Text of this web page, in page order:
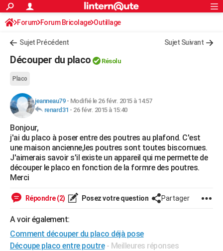
ACTUALITÉS
Politique
Société
Faits Divers
Education
Monde
Villes
+
AUTO
Essais
Réserver un essai
Citadines
Berlines
SUV
Forum auto
+HIGH-TECH
Mobiles
Meilleur smartphone
Internet
Ordinateurs
Jeux vidéo
Guide high-tech
+BRICOLAGE
Forum
Aménagement intérieur
Extérieur
Cuisine
Salle de bains
Jardinage
Rangement
WEEK-END
Guides de France
Escapades
Patrimoine
Expositions
Musées
Week-end nature
+LIFESTYLE
Art de vivre
Bien-être
Loisirs
Mode
Modes de vie
SANTE
VOYAGE
Destinations
City break
Voyage nature
Voyage de noces
Forum
Climat
+PHOTO
S'inscrire
Connexion
Forum Forum Bricolage Outillage
Sujet Précédent Sujet Suivant
Découper du placo Résolu
Placo
jeanneau79- Modifié le 26 févr. 2015 à 14:57
renard31 - 26 févr. 2015 à 15:40
Bonjour,
j'ai du placo à poser entre des poutres au plafond. C'est
une maison ancienne,les poutres sont toutes biscornues.
J'aimerais savoir s'il existe un appareil qui me permette de
découper le placo en fonction de la formre des poutres.
Merci
Répondre (2) Posez votre question Partager
A voir également:
Comment découper du placo déjà pose
Découpe placo entre poutre - Meilleures réponses